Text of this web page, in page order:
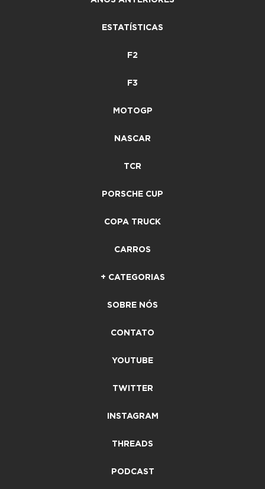
ESTATÍSTICAS
F2
F3
MOTOGP
NASCAR
TCR
PORSCHE CUP
COPA TRUCK
CARROS
+ CATEGORIAS
SOBRE NÓS
CONTATO
YOUTUBE
TWITTER
INSTAGRAM
THREADS
PODCAST